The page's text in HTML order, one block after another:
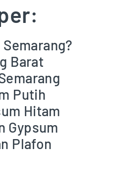
Barat
Putih
Hitam
Gypsum
Plafon